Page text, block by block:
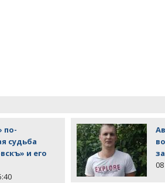
по-
судьба
и его